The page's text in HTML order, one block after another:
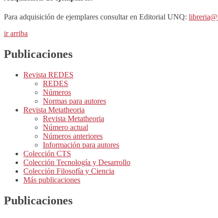
Para adquisición de ejemplares consultar en Editorial UNQ:
ir arriba
Publicaciones
Revista REDES
REDES
Números
Normas para autores
Revista Metatheoria
Revista Metatheoria
Número actual
Números anteriores
Información para autores
Colección CTS
Colección Tecnología y Desarrollo
Colección Filosofía y Ciencia
Más publicaciones
Publicaciones